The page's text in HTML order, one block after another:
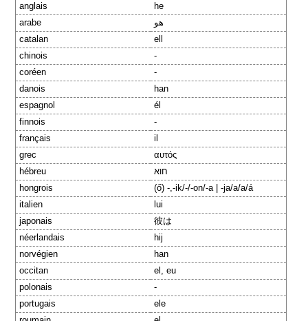
anglais
he
arabe
هو
catalan
ell
chinois
-
coréen
-
danois
han
espagnol
él
finnois
-
français
il
grec
αυτός
hébreu
חוא
hongrois
(ő) -,-ik/-/-on/-a | -ja/a/a/á
italien
lui
japonais
彼は
néerlandais
hij
norvégien
han
occitan
el, eu
polonais
-
portugais
ele